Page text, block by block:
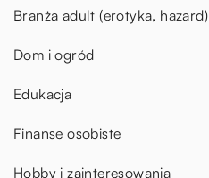
Branża adult (erotyka, hazard)
Dom i ogród
Edukacja
Finanse osobiste
Hobby i zainteresowania